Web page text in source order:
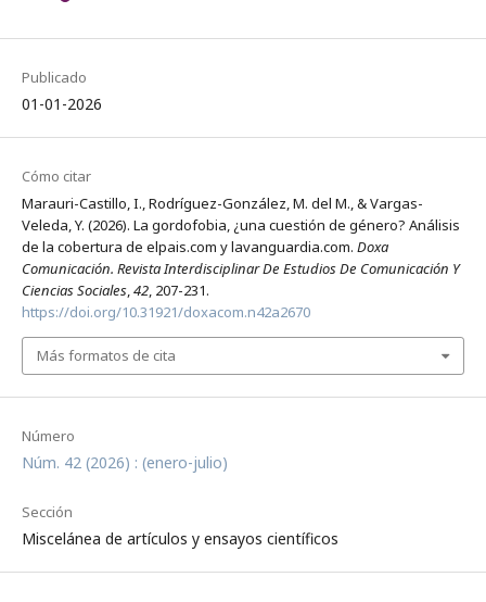
Publicado
01-01-2026
Número
Núm. 42 (2026) : (enero-julio)
Sección
Miscelánea de artículos y ensayos científicos
Cómo citar
Marauri-Castillo, I., Rodríguez-González, M. del M., & Vargas-
Veleda, Y. (2026). La gordofobia, ¿una cuestión de género? Análisis
de la cobertura de elpais.com y lavanguardia.com. Doxa
Comunicación. Revista Interdisciplinar De Estudios De Comunicación Y
Ciencias Sociales,42, 207-231.
https://doi.org/10.31921/doxacom.n42a2670
Más formatos de cita